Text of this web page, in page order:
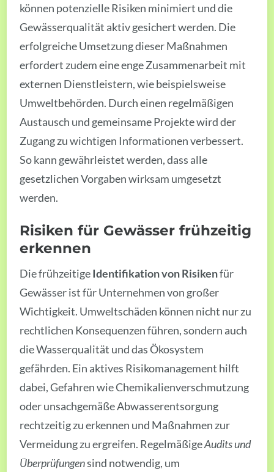
können potenzielle Risiken minimiert und die
Gewässerqualität aktiv gesichert werden. Die
erfolgreiche Umsetzung dieser Maßnahmen
erfordert zudem eine enge Zusammenarbeit mit
externen Dienstleistern, wie beispielsweise
Umweltbehörden. Durch einen regelmäßigen
Austausch und gemeinsame Projekte wird der
Zugang zu wichtigen Informationen verbessert.
So kann gewährleistet werden, dass alle
gesetzlichen Vorgaben wirksam umgesetzt
werden.
Risiken für Gewässer frühzeitig
erkennen
Die frühzeitigeIdentifikation von Risikenfür
Gewässer ist für Unternehmen von großer
Wichtigkeit. Umweltschäden können nicht nur zu
rechtlichen Konsequenzen führen, sondern auch
die Wasserqualität und das Ökosystem
gefährden. Ein aktives Risikomanagement hilft
dabei, Gefahren wie Chemikalienverschmutzung
oder unsachgemäße Abwasserentsorgung
rechtzeitig zu erkennen und Maßnahmen zur
Vermeidung zu ergreifen. RegelmäßigeAudits und
Überprüfungensind notwendig, um